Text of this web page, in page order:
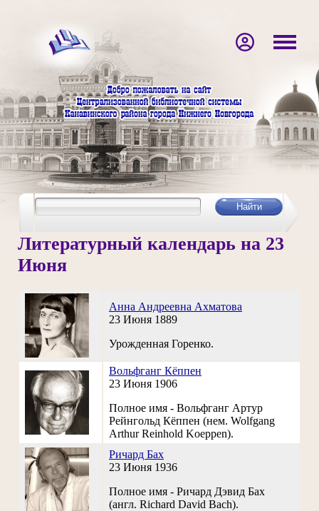
Литературный календарь на 23
Июня
Анна Андреевна Ахматова
23 Июня 1889
Урожденная Горенко.
Вольфганг Кёппен
23 Июня 1906
Полное имя - Вольфганг Артур
Рейнгольд Кёппен (нем. Wolfgang
Arthur Reinhold Koeppen).
Ричард Бах
23 Июня 1936
Полное имя - Ричард Дэвид Бах
(англ. Richard David Bach).